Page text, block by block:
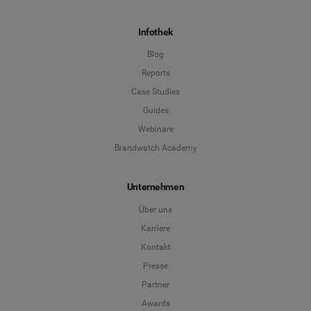
Infothek
Blog
Reports
Case Studies
Guides
Webinare
Brandwatch Academy
Unternehmen
Über uns
Karriere
Kontakt
Presse
Partner
Awards